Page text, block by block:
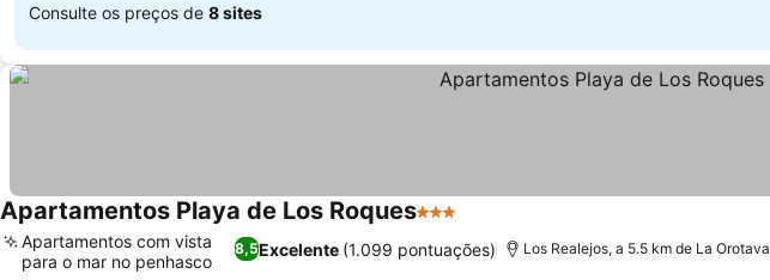
Consulte os preços de 8 sites
Apartamentos Playa de Los Roques3 Estrelas
8,5Excelente (1.099 pontuações)
Apartamentos com vista
para o mar no penhasco
Los Realejos, a 5.5 km de La Orotava